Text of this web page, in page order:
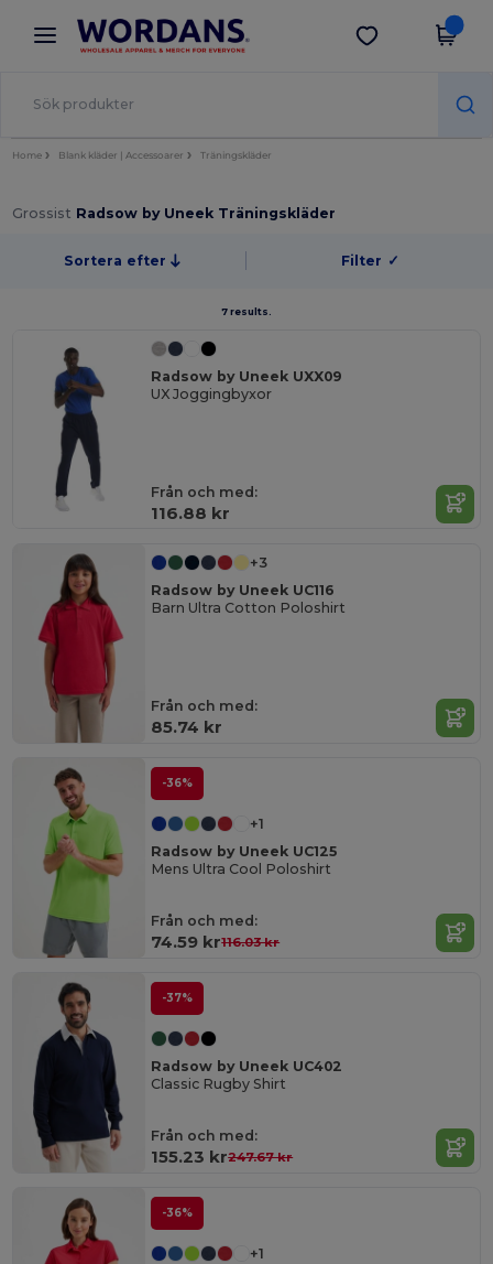
× Wordans-app
Bättre priser i appen!
Hämta app
Home Blank kläder | Accessoarer Träningskläder
Grossist Radsow by Uneek Träningskläder
Sortera efter Filter ✓
7 results.
Radsow by Uneek UXX09
UX Joggingbyxor
Från och med:
116.88 kr
+3
Radsow by Uneek UC116
Barn Ultra Cotton Poloshirt
Från och med:
85.74 kr
-36%
+1
Radsow by Uneek UC125
Mens Ultra Cool Poloshirt
Från och med:
74.59 kr116.03 kr
-37%
Radsow by Uneek UC402
Classic Rugby Shirt
Från och med:
155.23 kr247.67 kr
-36%
+1